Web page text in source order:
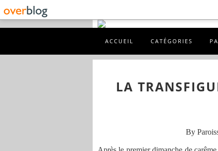
ACCUEIL CATÉGORIES
LA
By